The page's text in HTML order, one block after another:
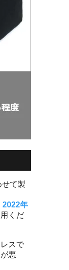
せて製
2022年
くだ
スで
悪